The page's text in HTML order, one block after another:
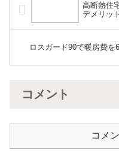
高断熱住
デメリット
ロスガード90で暖房費を
コメント
コメ